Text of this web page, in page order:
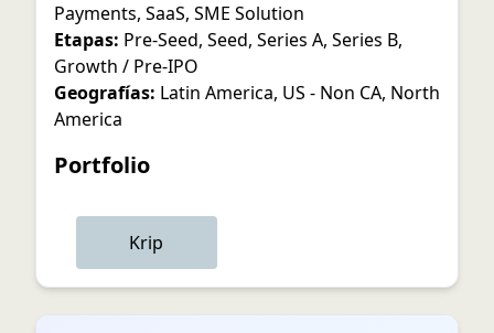
Payments, SaaS, SME Solution
Etapas: Pre-Seed, Seed, Series A, Series B,
Growth / Pre-IPO
Geografías: Latin America, US - Non CA, North
America
Portfolio
Krip